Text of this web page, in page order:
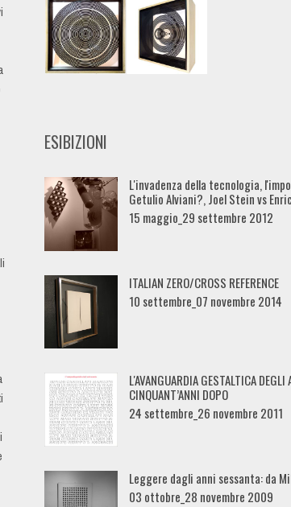
ESIBIZIONI
L'invadenza della tecnologia,
Getulio Alviani?, Joel Stein vs
15 maggio_29 settembre 2012
ITALIAN ZERO/CROSS REFERENCE
10 settembre_07 novembre 2014
L'AVANGUARDIA GESTALTICA DEGLI
CINQUANT’ANNI DOPO
24 settembre_26 novembre 2011
Leggere dagli anni sessanta: da
03 ottobre_28 novembre 2009